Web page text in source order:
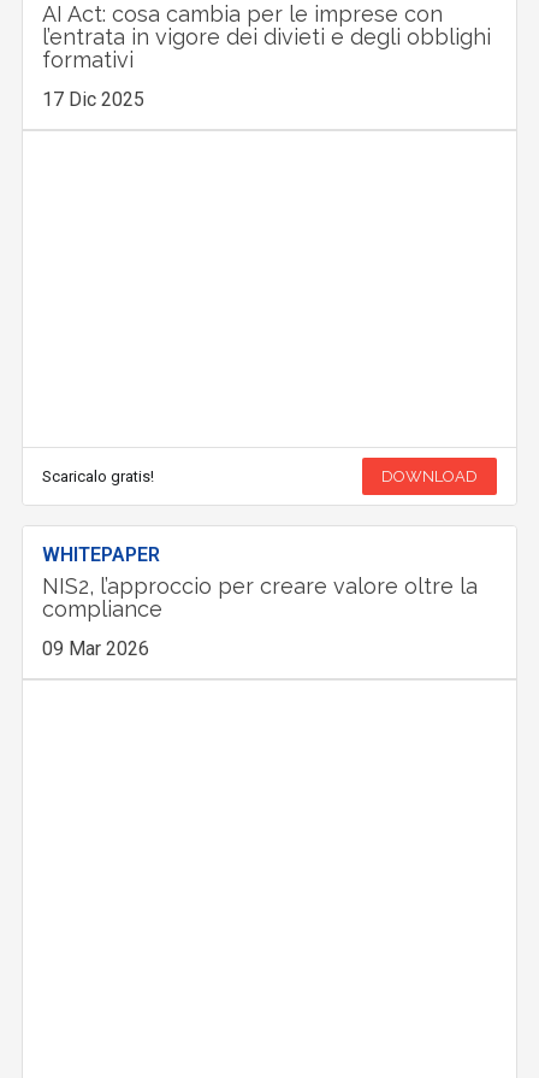
AI Act: cosa cambia per le imprese con
l’entrata in vigore dei divieti e degli obblighi
formativi
17 Dic 2025
Scaricalo gratis! DOWNLOAD
WHITEPAPER
NIS2, l’approccio per creare valore oltre la
compliance
09 Mar 2026